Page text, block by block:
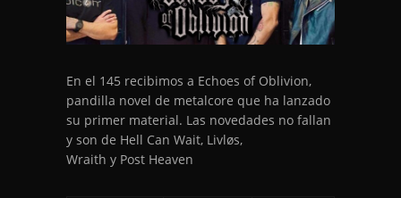
En el 145 recibimos a Echoes of Oblivion,
pandilla novel de metalcore que ha lanzado
su primer material. Las novedades no fallan
y son de Hell Can Wait, Livløs,
Wraith y Post Heaven